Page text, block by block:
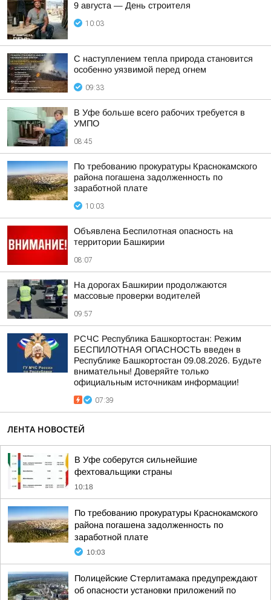
9 августа — День строителя
10:03
С наступлением тепла природа становится
особенно уязвимой перед огнем
09:33
В Уфе больше всего рабочих требуется в
УМПО
08:45
По требованию прокуратуры Краснокамского
района погашена задолженность по
заработной плате
10:03
Объявлена Беспилотная опасность на
территории Башкирии
08:07
На дорогах Башкирии продолжаются
массовые проверки водителей
09:57
РСЧС Республика Башкортостан: Режим
БЕСПИЛОТНАЯ ОПАСНОСТЬ введен в
Республике Башкортостан 09.08.2026. Будьте
внимательны! Доверяйте только
официальным источникам информации!
07:39
ЛЕНТА НОВОСТЕЙ
В Уфе соберутся сильнейшие
фехтовальщики страны
10:18
По требованию прокуратуры Краснокамского
района погашена задолженность по
заработной плате
10:03
Полицейские Стерлитамака предупреждают
об опасности установки приложений по